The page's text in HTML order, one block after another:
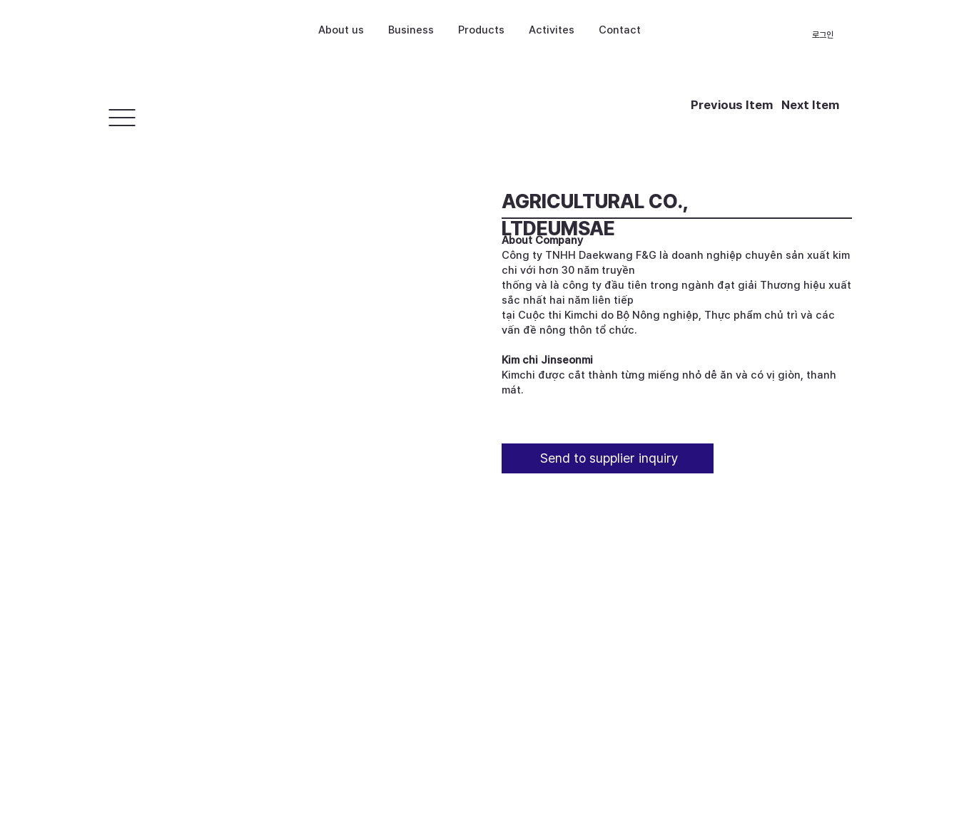
About us Business Products Activites Contact 로그인
Next Item
Previous Item
AGRICULTURAL CO.,
LTDEUMSAE
About Company
Công ty TNHH Daekwang F&G là doanh nghiệp chuyên sản xuất kim
chi với hơn 30 năm truyền
thống và là công ty đầu tiên trong ngành đạt giải Thương hiệu xuất
sắc nhất hai năm liên tiếp
tại Cuộc thi Kimchi do Bộ Nông nghiệp, Thực phẩm chủ trì và các
vấn đề nông thôn tổ chức.
Kim chi Jinseonmi
Kimchi được cắt thành từng miếng nhỏ dễ ăn và có vị giòn, thanh
mát.
Send to supplier inquiry